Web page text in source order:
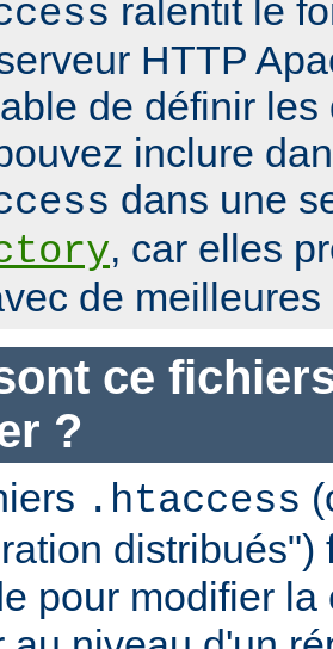
ralentit le
HTTP
de définir
inclure
dans une
, car elles
de
ce
?
.htaccess
distribués")
pour modifier